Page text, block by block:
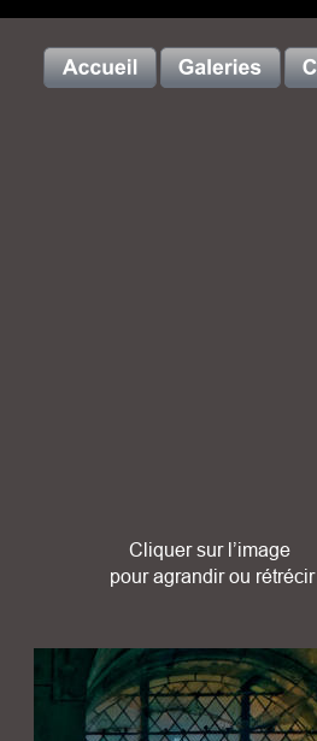
Cliquer sur l’image
pour agrandir ou rétrécir